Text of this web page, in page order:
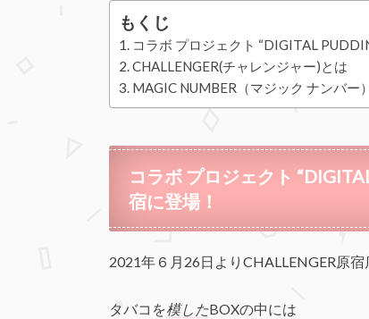
もくじ
コラボ プロジェクト “DIGITAL
CHALLENGER(チャレンジャー)とは
MAGIC NUMBER（マジック ナンバー
コラボ プロジェクト
宿に登場！
2021年６月26日よりCHALLENGER原
タバコを模したBOXの中には